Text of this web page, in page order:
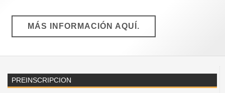
MÁS INFORMACIÓN AQUÍ.
PREINSCRIPCION